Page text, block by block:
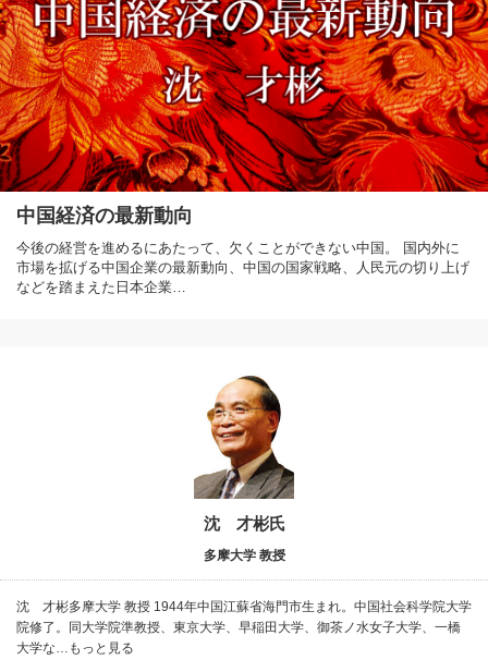
中国経済の最新動向
今後の経営を進めるにあたって、欠くことができない中国。 国内外に
市場を拡げる中国企業の最新動向、中国の国家戦略、人民元の切り上げ
などを踏まえた日本企業…
沈 才彬氏
多摩大学 教授
沈 才彬多摩大学 教授 1944年中国江蘇省海門市生まれ。中国社会科学院大学
院修了。同大学院準教授、東京大学、早稲田大学、御茶ノ水女子大学、一橋
大学な…もっと見る